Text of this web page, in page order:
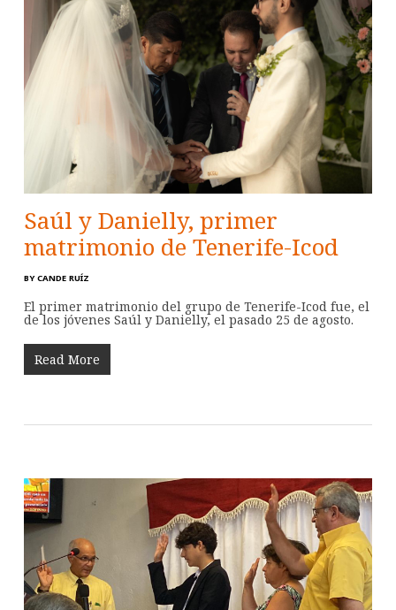
Saúl y Danielly, primer
matrimonio de Tenerife-Icod
BY CANDE RUÍZ
El primer matrimonio del grupo de Tenerife-Icod fue, el
de los jóvenes Saúl y Danielly, el pasado 25 de agosto.
Read More